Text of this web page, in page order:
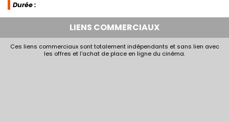
Durée :
LIENS COMMERCIAUX
Ces liens commerciaux sont totalement indépendants et sans lien avec
les offres et l'achat de place en ligne du cinéma.